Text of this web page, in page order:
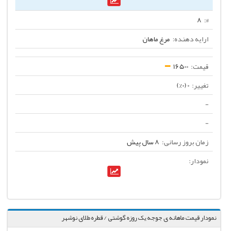
8
مرغ ماهان
16500
0 (0%)
-
-
8 سال پیش
نمودار قیمت ماهانه ی جوجه یک روزه گوشتی / قطره طلای نوشهر